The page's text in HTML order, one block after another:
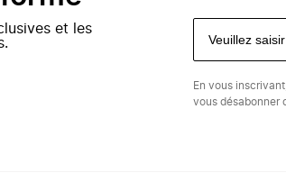
et les
En vous
vous désabonner